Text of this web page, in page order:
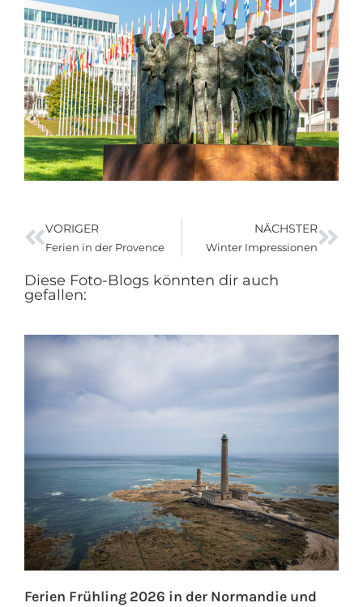
VORIGER
Ferien in der Provence
NÄCHSTER
Winter Impressionen
Diese Foto-Blogs könnten dir auch
gefallen:
Ferien Frühling 2026 in der Normandie und